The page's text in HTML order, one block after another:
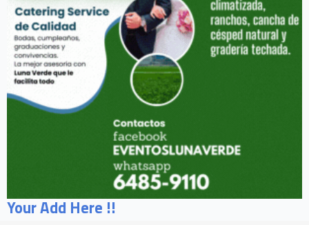
Your Add Here !!